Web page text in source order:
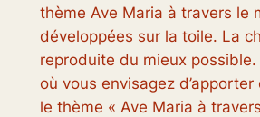
thème Ave Maria à travers le
développées sur la toile. La
reproduite du mieux possible.
où vous envisagez
le thème « Ave Maria à